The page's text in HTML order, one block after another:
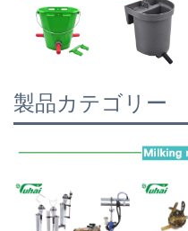
製品カテゴリー